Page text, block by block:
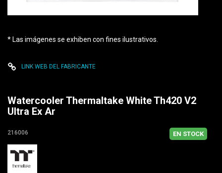
* Las imágenes se exhiben con fines ilustrativos.
LINK WEB DEL FABRICANTE
Watercooler Thermaltake White Th420 V2
Ultra Ex Ar
216006 EN STOCK